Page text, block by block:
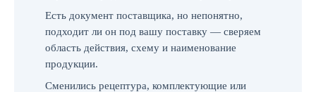
Есть документ поставщика, но непонятно,
подходит ли он под вашу поставку — сверяем
область действия, схему и наименование
продукции.
Сменились рецептура, комплектующие или